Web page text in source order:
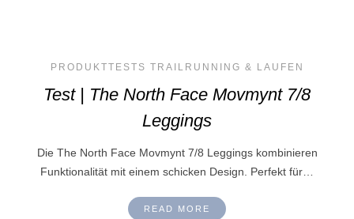
PRODUKTTESTS TRAILRUNNING & LAUFEN
Test | The North Face Movmynt 7/8
Leggings
Die The North Face Movmynt 7/8 Leggings kombinieren
Funktionalität mit einem schicken Design. Perfekt für…
READ MORE